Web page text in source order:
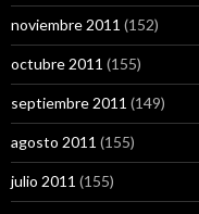
noviembre 2011 (152)
octubre 2011 (155)
septiembre 2011 (149)
agosto 2011 (155)
julio 2011 (155)